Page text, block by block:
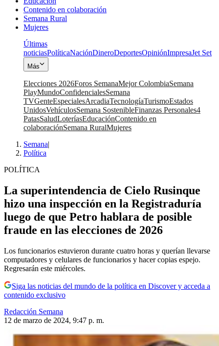
Contenido en colaboración
Semana Rural
Mujeres
Últimas
noticiasPolíticaNaciónDineroDeportesOpiniónImpresaJet Set
Más
Elecciones 2026Foros SemanaMejor ColombiaSemana
PlayMundoConfidencialesSemana
TVGenteEspecialesArcadiaTecnologíaTurismoEstados
UnidosVehículosSemana SostenibleFinanzas Personales4
PatasSaludLoteríasEducaciónContenido en
colaboraciónSemana RuralMujeres
Semana|
Política
POLÍTICA
La superintendencia de Cielo Rusinque
hizo una inspección en la Registraduría
luego de que Petro hablara de posible
fraude en las elecciones de 2026
Los funcionarios estuvieron durante cuatro horas y querían llevarse
computadores y celulares de funcionarios y hacer copias espejo.
Regresarán este miércoles.
Siga las noticias del mundo de la política en Discover y acceda a
contenido exclusivo
Redacción Semana
12 de marzo de 2024, 9:47 p. m.